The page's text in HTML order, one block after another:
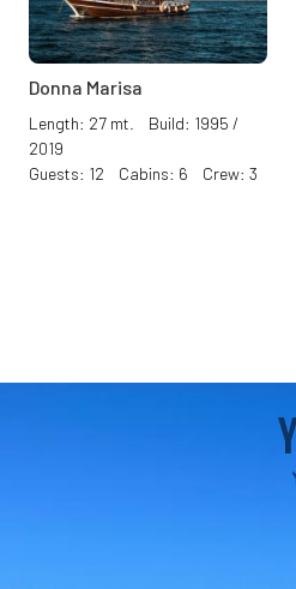
Donna Marisa
Length: 27 mt. Build: 1995 /
2019
Guests: 12 Cabins: 6 Crew: 3